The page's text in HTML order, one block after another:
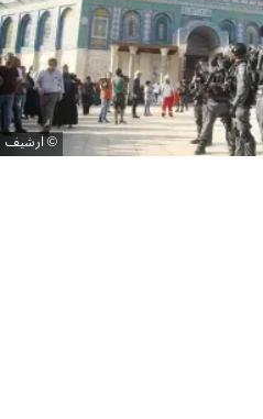
ارشيف